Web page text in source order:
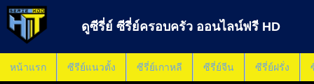
ดูซีรี่ย์ ซีรี่ย์ครอบครัว ออนไลน์ฟรี HD
หน้าแรก ซีรีย์แนวตั้ง ซีรี่ย์เกาหลี ซีรี่ย์จีน ซีรี่ย์ฝรั่ง